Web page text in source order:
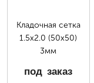
Кладочная сетка
1.5х2.0 (50х50)
3мм
под заказ